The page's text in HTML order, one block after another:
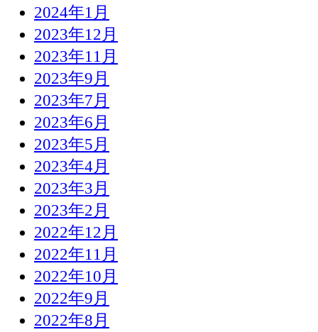
2024年1月
2023年12月
2023年11月
2023年9月
2023年7月
2023年6月
2023年5月
2023年4月
2023年3月
2023年2月
2022年12月
2022年11月
2022年10月
2022年9月
2022年8月